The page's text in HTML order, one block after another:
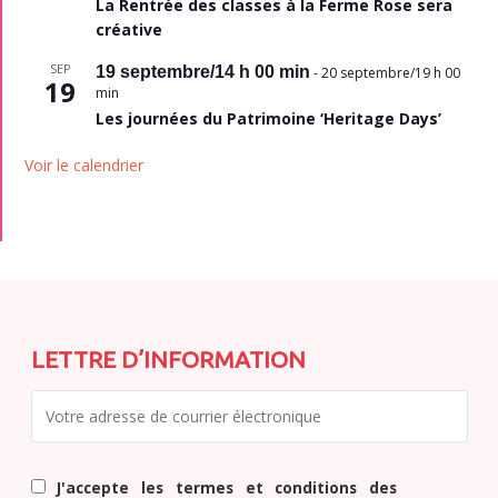
La Rentrée des classes à la Ferme Rose sera
créative
SEP
19
19 septembre/14 h 00 min -20 septembre/19 h 00
min
Les journées du Patrimoine ‘Heritage Days’
Voir le calendrier
LETTRE D’INFORMATION
J'accepte les termes et conditions des